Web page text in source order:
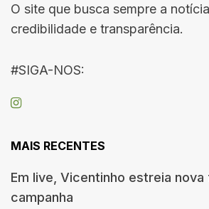
O site que busca sempre a
credibilidade e transparência.
#SIGA-NOS:
MAIS RECENTES
Em live, Vicentinho estreia nova
campanha